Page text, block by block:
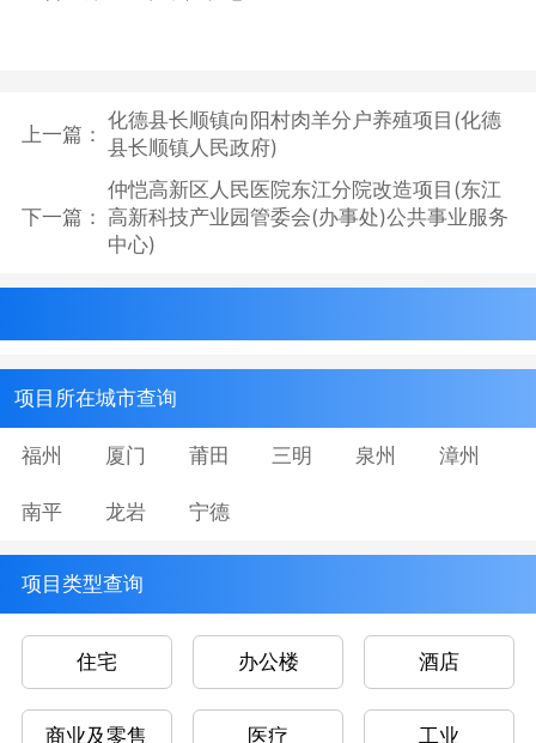
上一篇：
化德县长顺镇向阳村肉羊分户养殖项目(化德
县长顺镇人民政府)
下一篇：
仲恺高新区人民医院东江分院改造项目(东江
高新科技产业园管委会(办事处)公共事业服务
中心)
项目所在城市查询
福州 厦门 莆田 三明 泉州 漳州
南平 龙岩 宁德
项目类型查询
住宅 办公楼 酒店
商业及零售 医疗 工业